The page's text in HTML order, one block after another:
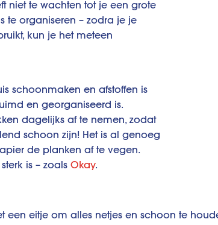
niet te wachten tot je een grote
te organiseren – zodra je je
kun je het meteen
schoonmaken en afstoffen is
en georganiseerd is.
dagelijks af te nemen, zodat
schoon zijn! Het is al genoeg
de planken af te vegen.
is – zoals Okay.
een eitje om alles netjes en schoon te